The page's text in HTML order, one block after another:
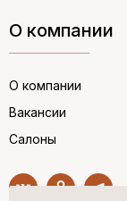
О компании
О компании
Вакансии
Салоны